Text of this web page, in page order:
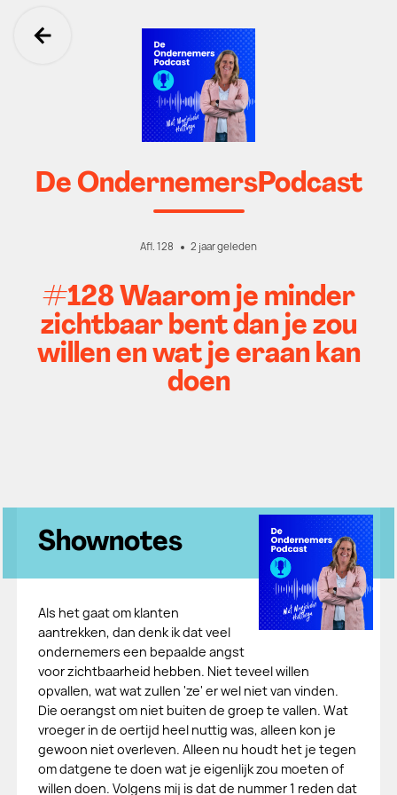
Ga terug
De OndernemersPodcast
Afl. 128 2 jaar geleden
#128 Waarom je minder
zichtbaar bent dan je zou
willen en wat je eraan kan
doen
Shownotes
Als het gaat om klanten
aantrekken, dan denk ik dat veel
ondernemers een bepaalde angst
voor zichtbaarheid hebben. Niet teveel willen
opvallen, wat wat zullen 'ze' er wel niet van vinden.
Die oerangst om niet buiten de groep te vallen. Wat
vroeger in de oertijd heel nuttig was, alleen kon je
gewoon niet overleven. Alleen nu houdt het je tegen
om datgene te doen wat je eigenlijk zou moeten of
willen doen. Volgens mij is dat de nummer 1 reden dat